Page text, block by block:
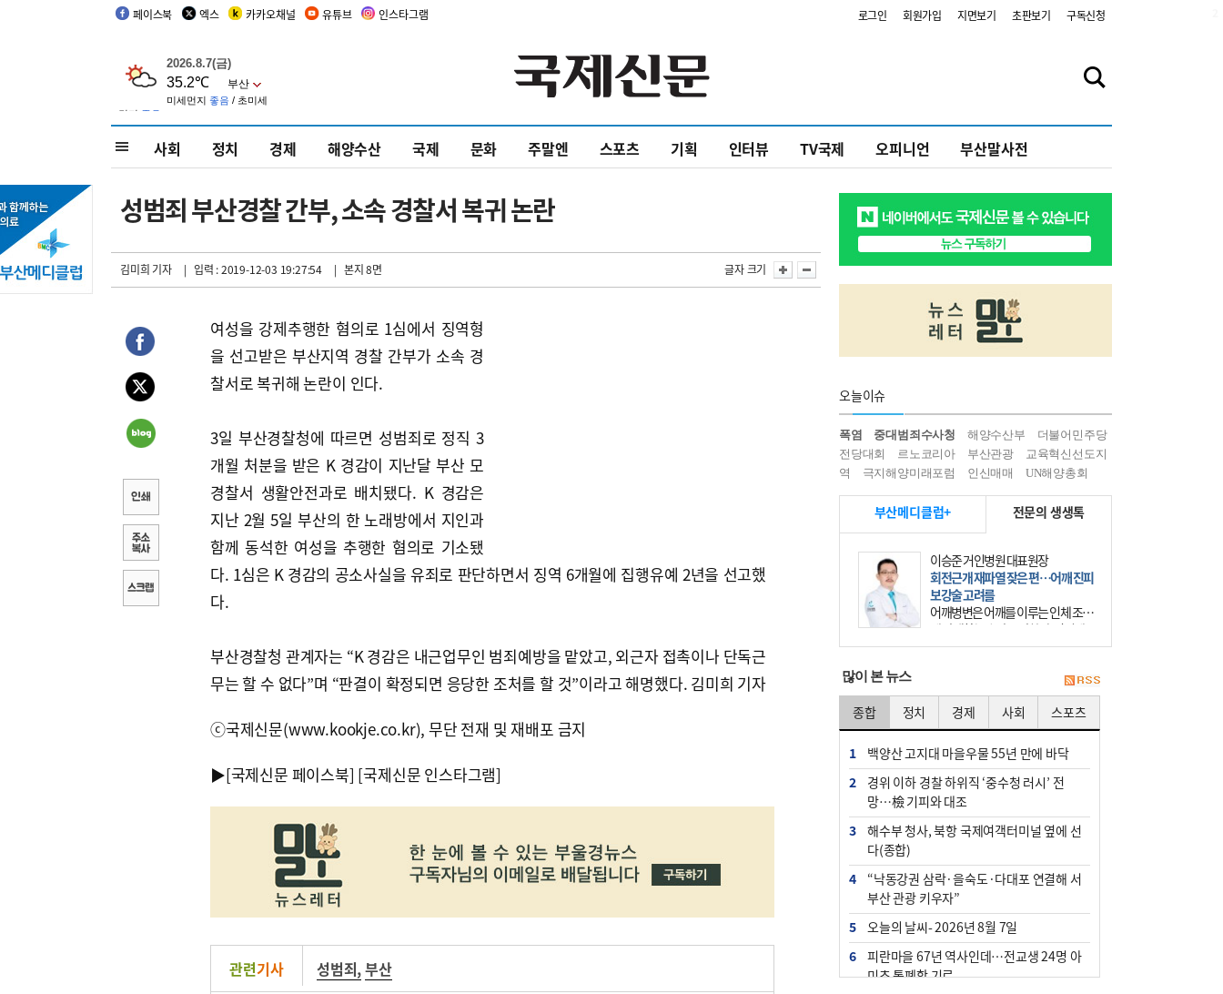
페이스북 엑스 카카오채널 유튜브 인스타그램 로그인 회원가입 지면보기 초판보기 구독신청
사회 정치 경제 해양수산 국제 문화 주말엔 스포츠 기획 인터뷰 TV국제 오피니언 부산말사전
성범죄 부산경찰 간부, 소속 경찰서 복귀 논란
김미희 기자 | 입력 : 2019-12-03 19:27:54 | 본지 8면 글자 크기
여성을 강제추행한 혐의로 1심에서 징역형
을 선고받은 부산지역 경찰 간부가 소속 경
찰서로 복귀해 논란이 인다.
3일 부산경찰청에 따르면 성범죄로 정직 3
개월 처분을 받은 K 경감이 지난달 부산 모
경찰서 생활안전과로 배치됐다. K 경감은
지난 2월 5일 부산의 한 노래방에서 지인과
함께 동석한 여성을 추행한 혐의로 기소됐
다. 1심은 K 경감의 공소사실을 유죄로 판단하면서 징역 6개월에 집행유예 2년을 선고했
다.
부산경찰청 관계자는 “K 경감은 내근업무인 범죄예방을 맡았고, 외근자 접촉이나 단독근
무는 할 수 없다”며 “판결이 확정되면 응당한 조처를 할 것”이라고 해명했다. 김미희 기자
ⓒ국제신문(www.kookje.co.kr), 무단 전재 및 재배포 금지
▶[국제신문 페이스북] [국제신문 인스타그램]
관련기사 성범죄,부산
오늘이슈
폭염 중대범죄수사청 해양수산부
더불어민주당
전당대회
르노코리아 부산관광
교육혁신선도지
역
극지해양미래포럼 인신매매 UN해양총회
부산메디클럽+ 전문의 생생톡
이승준 거인병원 대표원장
회전근개 재파열 잦은 편…어깨 진피
보강술 고려를
어깨병변은 어깨를 이루는 인체 조직
에 발생하는 손상을 말한다. 여기에
는 오십견과 회전근개 증후군, 어깨
많이 본 뉴스
종합 정치 경제 사회 스포츠
1
백양산 고지대 마을우물 55년 만에 바닥
2
경위 이하 경찰 하위직 ‘중수청 러시’ 전
망…檢 기피와 대조
3
해수부 청사, 북항 국제여객터미널 옆에 선
다(종합)
4
“낙동강권 삼락·을숙도·다대포 연결해 서
부산 관광 키우자”
5
오늘의 날씨- 2026년 8월 7일
6
피란마을 67년 역사인데…전교생 24명 아
미초 통폐합 기로